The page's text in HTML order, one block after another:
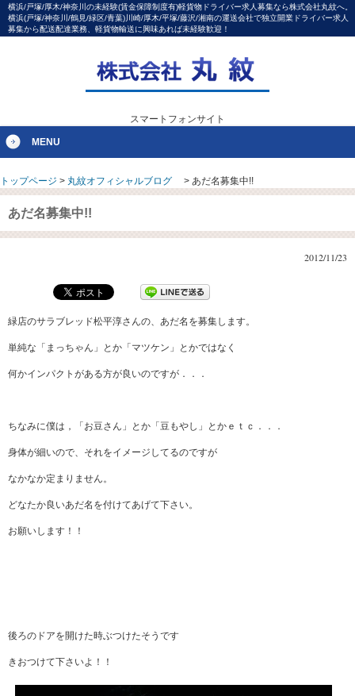
横浜/戸塚/厚木/神奈川の未経験(賃金保障制度有)軽貨物ドライバー求人募集なら株式会社丸紋へ。
横浜(戸塚/神奈川/鶴見/緑区/青葉)川崎/厚木/平塚/藤沢/湘南の運送会社で独立開業ドライバー求人
募集から配送配達業務、軽貨物輸送に興味あれば未経験歓迎！
スマートフォンサイト
MENU
トップページ > 丸紋オフィシャルブログ > あだ名募集中!!
あだ名募集中!!
2012/11/23
緑店のサラブレッド松平淳さんの、あだ名を募集します。
単純な「まっちゃん」とか「マツケン」とかではなく
何かインパクトがある方が良いのですが．．．
ちなみに僕は，「お豆さん」とか「豆もやし」とかｅｔｃ．．．
身体が細いので、それをイメージしてるのですが
なかなか定まりません。
どなたか良いあだ名を付けてあげて下さい。
お願いします！！
後ろのドアを開けた時ぶつけたそうです
きおつけて下さいよ！！